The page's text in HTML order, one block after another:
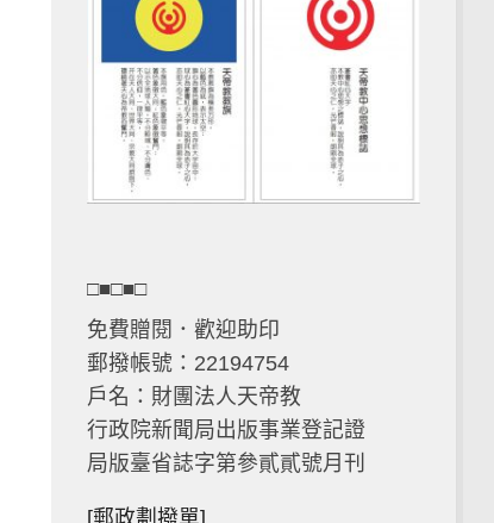
□■□■□
免費贈閱．歡迎助印
郵撥帳號：22194754
戶名：財團法人天帝教
行政院新聞局出版事業登記證
局版臺省誌字第參貳貳號月刊